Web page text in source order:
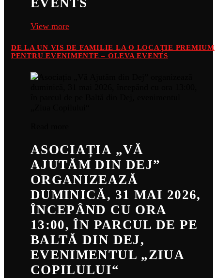
View more
DE LA UN VIS DE FAMILIE LA O LOCAȚIE PREMIUM
PENTRU EVENIMENTE – OLEVA EVENTS
ASOCIAȚIA „VĂ
AJUTĂM DIN DEJ”
ORGANIZEAZĂ
DUMINICĂ, 31 MAI 2026,
ÎNCEPÂND CU ORA
13:00, ÎN PARCUL DE PE
BALTĂ DIN DEJ,
EVENIMENTUL „ZIUA
COPILULUI“